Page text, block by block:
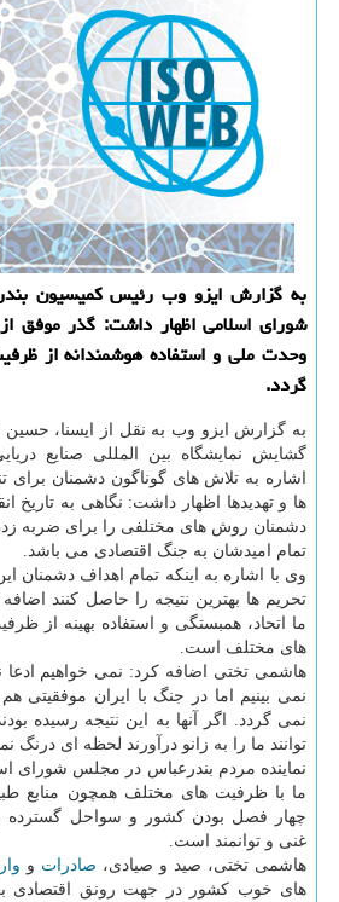
به گزارش ایزو وب رئیس كمیسیون
شورای اسلامی اظهار داشت: گذر موفق
وحدت ملی و استفاده هوشمندانه از
گردد.
به گزارش ایزو وب به نقل از ایسنا،
گشایش نمایشگاه بین المللی صنایع
اشاره به تلاش های گوناگون دشمنان برای
ها و تهدیدها اظهار داشت: نگاهی به تاریخ
دشمنان روش های مختلفی را برای ضربه زدن
تمام امیدشان به جنگ اقتصادی می باشد.
وی با اشاره به اینكه تمام اهداف دشمنان
تحریم ها بهترین نتیجه را حاصل كنند
ما اتحاد، همبستگی و استفاده بهینه از
های مختلف است.
هاشمی تختی اضافه كرد: نمی خواهیم
نمی بینیم اما در جنگ با ایران موفقیتی
نمی گردد. اگر آنها به این نتیجه رسیده
توانند ما را به زانو درآورند لحظه ای درنگ
نماینده مردم بندرعباس در مجلس شورای
ما با ظرفیت های مختلف همچون منابع
چهار فصل بودن كشور و سواحل گسترده و
غنی و توانمند است.
هاشمی تختی، صید و صیادی، صادرات و
های خوب كشور در جهت رونق اقتصادی